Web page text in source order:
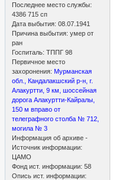
Последнее место службы:
4386 715 сп
Дата выбытия: 08.07.1941
Причина выбытия: умер от
ран
Госпиталь: ТППГ 98
Первичное место
захоронения: Мурманская
обл., Кандалакшский р-н, г.
Алакуртти, 9 км, шоссейная
дорога Алакуртти-Кайралы,
150 м вправо от
телеграфного столба № 712,
могила № 3
Информация об архиве -
Источник информации:
ЦАМО
Фонд ист. информации: 58
Опись ист. информации: